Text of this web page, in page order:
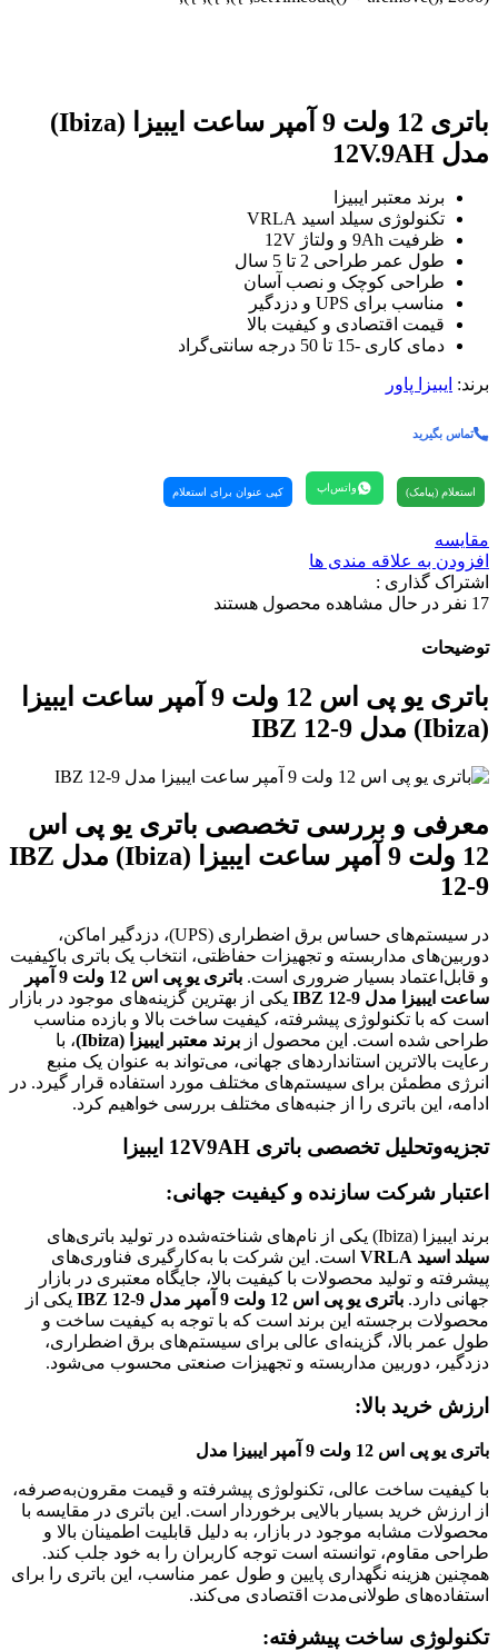
باتری 12 ولت 9 آمپر ساعت ایبیزا (Ibiza)
مدل 12V.9AH
برند معتبر ایبیزا
تکنولوژی سیلد اسید VRLA
ظرفیت 9Ah و ولتاژ 12V
طول عمر طراحی 2 تا 5 سال
طراحی کوچک و نصب آسان
مناسب برای UPS و دزدگیر
قیمت اقتصادی و کیفیت بالا
دمای کاری -15 تا 50 درجه سانتی‌گراد
برند: ایبیزا پاور
تماس بگیرید
استعلام (پیامک) واتس‌اپ کپی عنوان برای استعلام
مقایسه
افزودن به علاقه مندی ها
اشتراک گذاری :
17 نفر در حال مشاهده محصول هستند
توضیحات
باتری یو پی اس 12 ولت 9 آمپر ساعت ایبیزا
(Ibiza) مدل IBZ 12-9
معرفی و بررسی تخصصی باتری یو پی اس
12 ولت 9 آمپر ساعت ایبیزا (Ibiza) مدل IBZ
12-9
در سیستم‌های حساس برق اضطراری (UPS)، دزدگیر اماکن،
دوربین‌های مداربسته و تجهیزات حفاظتی، انتخاب یک باتری‌ باکیفیت
و قابل‌اعتماد بسیار ضروری است.
باتری یو پی اس 12 ولت 9 آمپر
ساعت ایبیزا مدل IBZ 12-9
یکی از بهترین گزینه‌های موجود در بازار
است که با تکنولوژی پیشرفته، کیفیت ساخت بالا و بازده مناسب
طراحی شده است. این محصول از برند معتبر ایبیزا (Ibiza)
، با
رعایت بالاترین استانداردهای جهانی، می‌تواند به عنوان یک منبع
انرژی مطمئن برای سیستم‌های مختلف مورد استفاده قرار گیرد. در
ادامه، این باتری را از جنبه‌های مختلف بررسی خواهیم کرد.
تجزیه‌وتحلیل تخصصی باتری 12V9AH ایبیزا
اعتبار شرکت سازنده و کیفیت جهانی:
برند ایبیزا (Ibiza) یکی از نام‌های شناخته‌شده در تولید باتری‌های
سیلد اسید VRLA
است. این شرکت با به‌کارگیری فناوری‌های
پیشرفته و تولید محصولات با کیفیت بالا، جایگاه معتبری در بازار
جهانی دارد. باتری یو پی اس 12 ولت 9 آمپر مدل IBZ 12-9
یکی از
محصولات برجسته این برند است که با توجه به کیفیت ساخت و
طول عمر بالا، گزینه‌ای عالی برای سیستم‌های برق اضطراری،
دزدگیر، دوربین مداربسته و تجهیزات صنعتی محسوب می‌شود.
ارزش خرید بالا:
باتری یو پی اس 12 ولت 9 آمپر ایبیزا مدل
با کیفیت ساخت عالی، تکنولوژی پیشرفته و قیمت مقرون‌به‌صرفه،
از ارزش خرید بسیار بالایی برخوردار است. این باتری در مقایسه با
محصولات مشابه موجود در بازار، به دلیل قابلیت اطمینان بالا و
طراحی مقاوم، توانسته است توجه کاربران را به خود جلب کند.
همچنین هزینه نگهداری پایین و طول عمر مناسب، این باتری را برای
استفاده‌های طولانی‌مدت اقتصادی می‌کند.
تکنولوژی ساخت پیشرفته: